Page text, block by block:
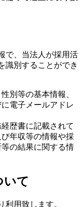
で、当法人が採用活
識別することができ
別等の基本情報、
電子メールアドレ
歴書に記載されて
年収等の情報や採
の結果に関する情
いて
利用致します。